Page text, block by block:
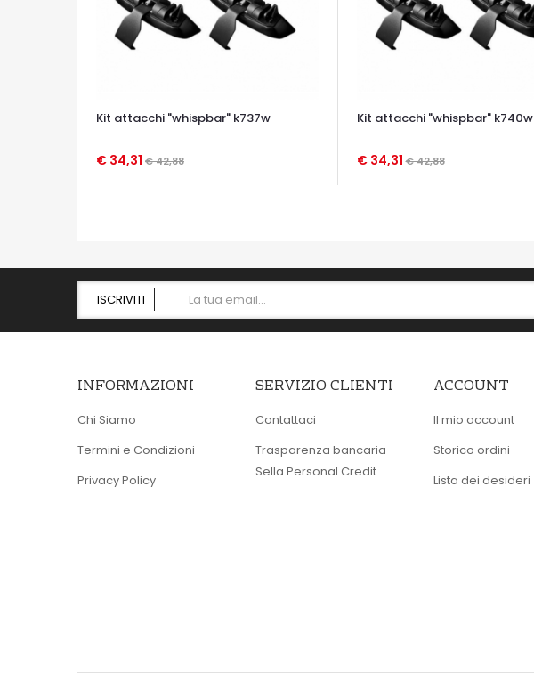
Kit attacchi "whispbar" k737w
€ 34,31 € 42,88
Kit attacchi "whispbar" k740w
€ 34,31€ 42,88
ISCRIVITI
INFORMAZIONI
Chi Siamo
Termini e Condizioni
Privacy Policy
SERVIZIO CLIENTI
Contattaci
Trasparenza bancaria
Sella Personal Credit
ACCOUNT
Il mio account
Storico ordini
Lista dei desideri